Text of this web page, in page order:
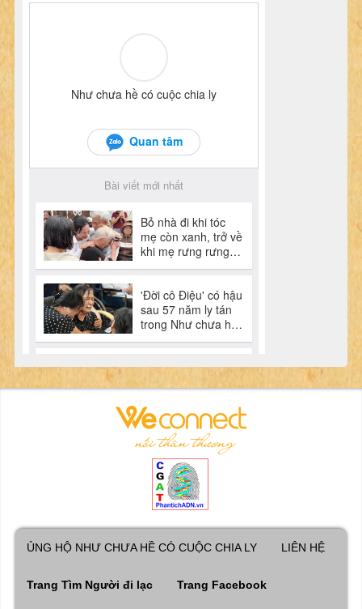
ỦNG HỘ NHƯ CHƯA HỀ CÓ CUỘC CHIA LY LIÊN HỆ
Trang Tìm Người đi lạc Trang Facebook